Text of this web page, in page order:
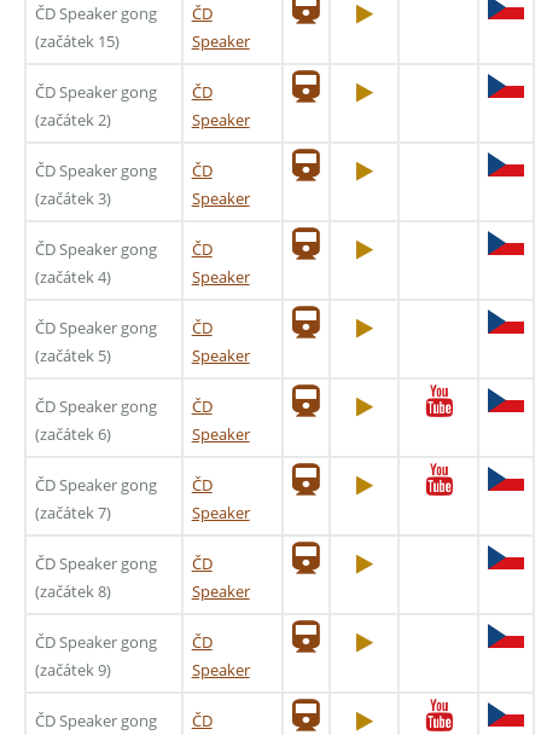
ČD Speaker gong
(začátek 15)
ČD
Speaker
ČD Speaker gong
(začátek 2)
ČD
Speaker
ČD Speaker gong
(začátek 3)
ČD
Speaker
ČD Speaker gong
(začátek 4)
ČD
Speaker
ČD Speaker gong
(začátek 5)
ČD
Speaker
ČD Speaker gong
(začátek 6)
ČD
Speaker
ČD Speaker gong
(začátek 7)
ČD
Speaker
ČD Speaker gong
(začátek 8)
ČD
Speaker
ČD Speaker gong
(začátek 9)
ČD
Speaker
ČD Speaker gong
ČD